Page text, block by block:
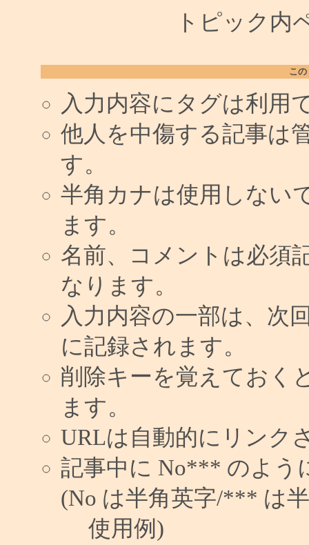
トピック内
こ
入力内容にタグは利用
他人を中傷する記事は
す。
半角カナは使用しない
ます。
名前、コメントは必須
なります。
入力内容の一部は、次
に記録されます。
削除キーを覚えておく
ます。
URLは自動的にリンク
記事中に No*** のよう
(No は半角英字/*** は
使用例)